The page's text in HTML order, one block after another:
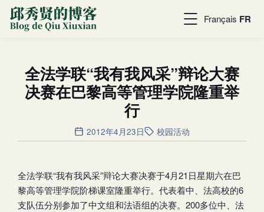
Français FR
全法学联“我有我风采”辩论大赛
决赛在巴黎高等管理学院隆重举
行
2012年4月23日 校园活动
全法学联“我有我风采”辩论大赛决赛于4月21日星期六在巴
黎高等管理学院阶梯课室隆重举行。代表着中、法高校的6
支队伍分别参加了中文组和法语组的决赛。200多位中、法